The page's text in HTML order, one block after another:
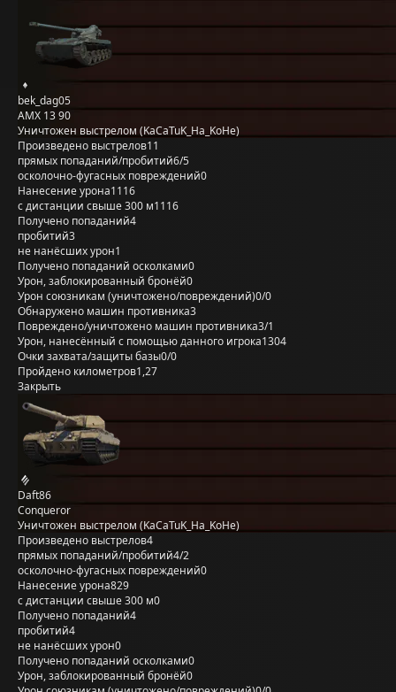
bek_dag05
AMX 13 90
Уничтожен выстрелом (KaCaTuK_Ha_KoHe)
Произведено выстрелов11
прямых попаданий/пробитий6/5
осколочно-фугасных повреждений0
Нанесение урона1116
с дистанции свыше 300 м1116
Получено попаданий4
пробитий3
не нанёсших урон1
Получено попаданий осколками0
Урон, заблокированный бронёй0
Урон союзникам (уничтожено/повреждений)0/0
Обнаружено машин противника3
Повреждено/уничтожено машин противника3/1
Урон, нанесённый с помощью данного игрока1304
Очки захвата/защиты базы0/0
Пройдено километров1,27
Закрыть
Daft86
Conqueror
Уничтожен выстрелом (KaCaTuK_Ha_KoHe)
Произведено выстрелов4
прямых попаданий/пробитий4/2
осколочно-фугасных повреждений0
Нанесение урона829
с дистанции свыше 300 м0
Получено попаданий4
пробитий4
не нанёсших урон0
Получено попаданий осколками0
Урон, заблокированный бронёй0